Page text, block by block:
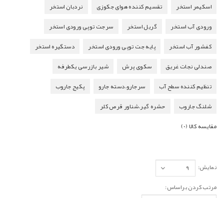
اسکیمر استخر تقسیم کننده هوای جکوزی
نردبان استخر
ورودی آب استخر
گریل استخر
سرجت توپی ورودی استخر
کفشور آب استخر
پایه جت توپی ورودی استخر
دستگیره استخر
صندلی نجات غریق
سکوی پرش
شیر بازرسی یکطرفه
تنظیم کننده سطح آب
سرجارو.دسته جارو
پکیج جاروب
شلنگ جاروب
حشره گیر.شناور قرص کلر
مقایسه کالا (0)
نمایش:
مرتب کردن براساس: